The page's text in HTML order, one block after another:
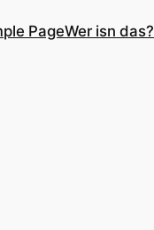
PageWer isn das?